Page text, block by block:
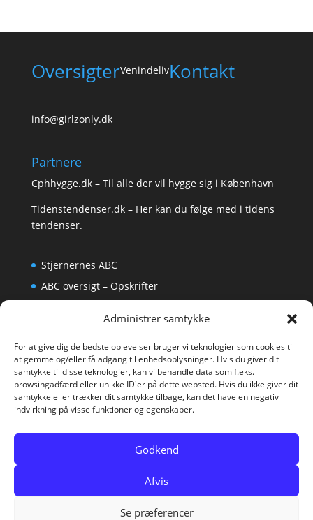
Administrer samtykke
For at give dig de bedste oplevelser bruger vi teknologier som cookies til
at gemme og/eller få adgang til enhedsoplysninger. Hvis du giver dit
samtykke til disse teknologier, kan vi behandle data som f.eks.
browsingadfærd eller unikke ID'er på dette websted. Hvis du ikke giver dit
samtykke eller trækker dit samtykke tilbage, kan det have en negativ
indvirkning på visse funktioner og egenskaber.
Godkend
Afvis
Se præferencer
OversigterVenindelivKontakt
info@girlzonly.dk
Partnere
Cphhygge.dk– Til alle der vil hygge sig i København
Tidenstendenser.dk– Her kan du følge med i tidens
tendenser.
Stjernernes ABC
ABC oversigt – Opskrifter